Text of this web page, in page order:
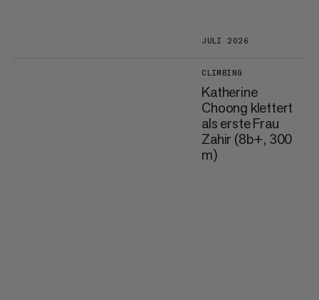
JULI 2026
CLIMBING
Katherine
Choong klettert
als erste Frau
Zahir (8b+, 300
m)